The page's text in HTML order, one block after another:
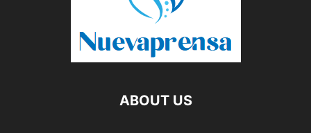
ABOUT US